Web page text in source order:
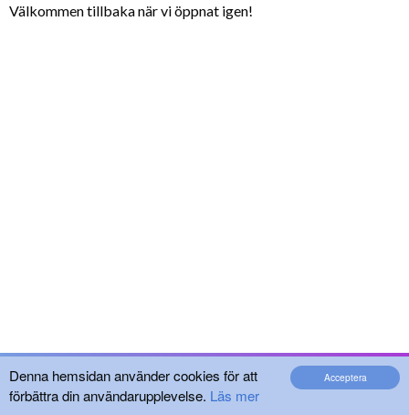
Acceptera
Denna hemsidan använder cookies för att
förbättra din användarupplevelse. Läs mer
Välkommen tillbaka när vi öppnat igen!